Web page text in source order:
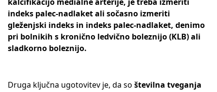
indeks palec-nadlaket ali sočasno izmeriti
gleženjski indeks in indeks palec-nadlaket, denimo
pri bolnikih s kronično ledvično boleznijo (KLB) ali
sladkorno boleznijo.
Druga ključna ugotovitev je, da so številna tveganja